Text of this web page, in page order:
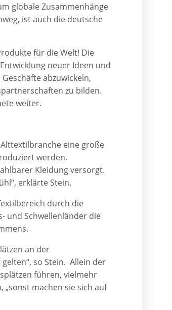
globale Zusammenhänge
ist auch die deutsche
für die Welt! Die
neuer Ideen und
abzuwickeln,
zu bilden.
weiter.
eine große
werden.
Kleidung versorgt.
erklärte Stein.
durch die
und Schwellenländer die
an der
so Stein. Allein der
führen, vielmehr
machen sie sich auf